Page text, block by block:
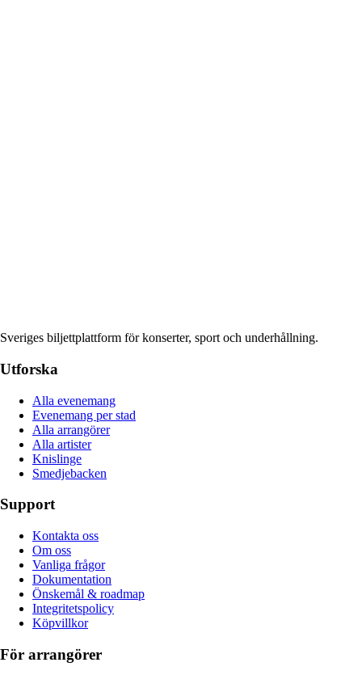
Sveriges biljettplattform för konserter, sport och underhållning.
Utforska
Alla evenemang
Evenemang per stad
Alla arrangörer
Alla artister
Knislinge
Smedjebacken
Support
Kontakta oss
Om oss
Vanliga frågor
Dokumentation
Önskemål & roadmap
Integritetspolicy
Köpvillkor
För arrangörer